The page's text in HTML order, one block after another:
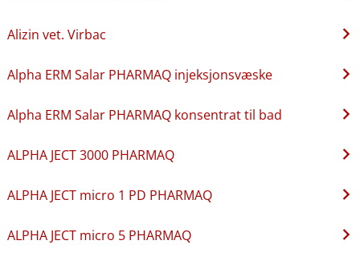
Alizin vet. Virbac
Alpha ERM Salar PHARMAQ injeksjonsvæske
Alpha ERM Salar PHARMAQ konsentrat til bad
ALPHA JECT 3000 PHARMAQ
ALPHA JECT micro 1 PD PHARMAQ
ALPHA JECT micro 5 PHARMAQ